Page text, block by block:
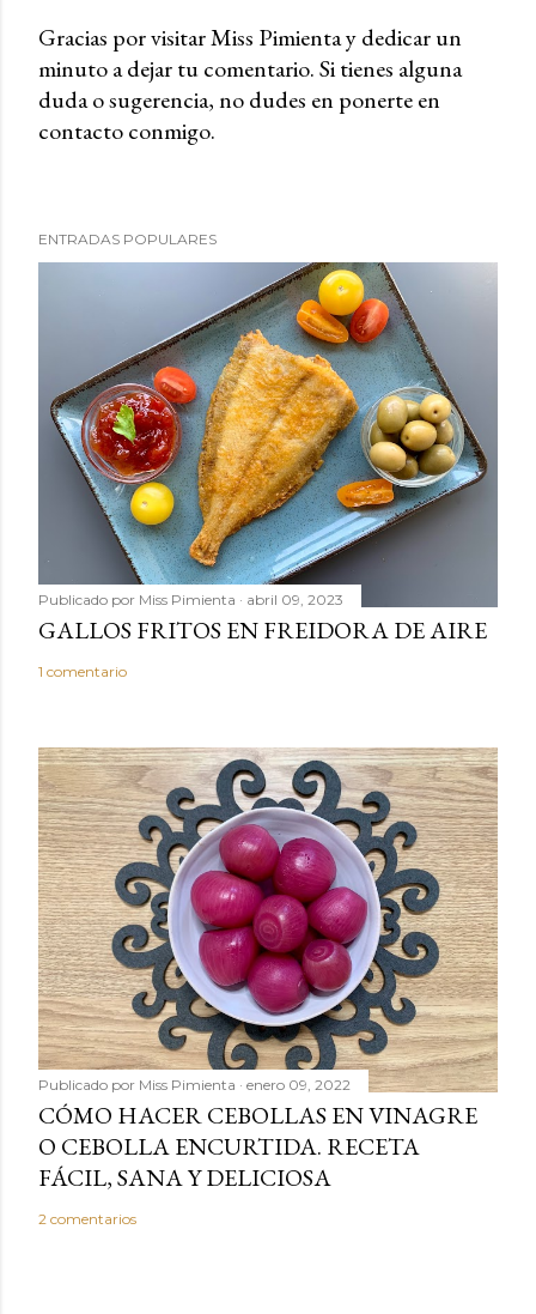
P
u
b
a
r
i
o
Gracias por visitar Miss Pimienta y dedicar un
minuto a dejar tu comentario. Si tienes alguna
duda o sugerencia, no dudes en ponerte en
contacto conmigo.
ENTRADAS POPULARES
Publicado por Miss Pimienta abril 09, 2023
GALLOS FRITOS EN FREIDORA DE AIRE
1 comentario
Publicado por Miss Pimienta enero 09, 2022
CÓMO HACER CEBOLLAS EN VINAGRE
O CEBOLLA ENCURTIDA. RECETA
FÁCIL, SANA Y DELICIOSA
2 comentarios